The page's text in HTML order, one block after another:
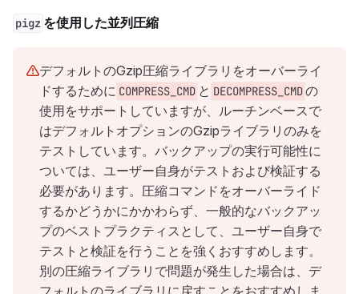
pigz を使用した並列圧縮
デフォルトのGzip圧縮ライブラリをオーバーライ
ドするために COMPRESS_CMD と DECOMPRESS_CMDの
使用をサポートしていますが、ルーチンベースで
はデフォルトオプションのGzipライブラリのみを
テストしています。バックアップの実行可能性に
ついては、ユーザー自身がテストおよび検証する
必要があります。圧縮コマンドをオーバーライド
するかどうかにかかわらず、一般的なバックアッ
プのベストプラクティスとして、ユーザー自身で
テストと検証を行うことを強くおすすめします。
別の圧縮ライブラリで問題が発生した場合は、デ
フォルトのライブラリに戻すことをおすすめしま